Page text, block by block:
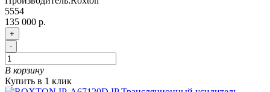
5554
135 000 р.
+
-
В корзину
Купить в 1 клик